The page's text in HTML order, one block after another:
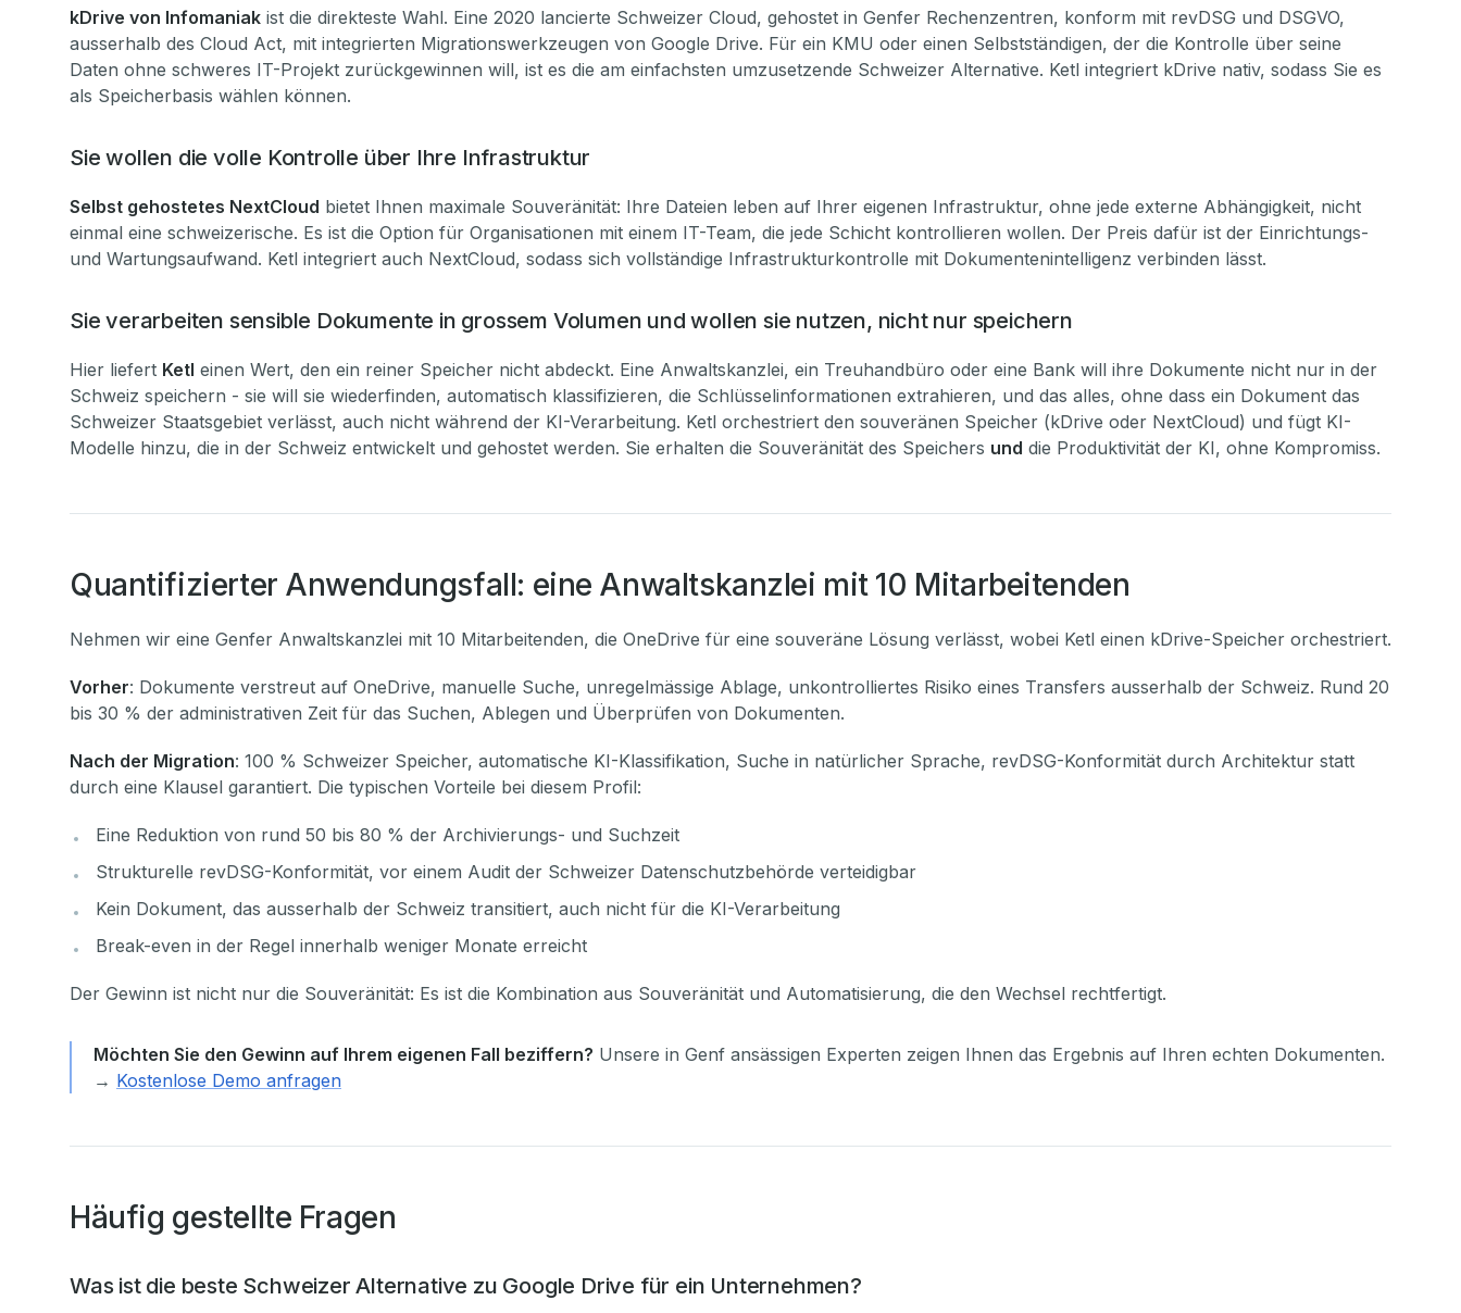
kDrive von Infomaniak ist die direkteste Wahl. Eine 2020 lancierte Schweizer Cloud, gehostet in Genfer Rechenzentren, konform mit revDSG und DSGVO,
ausserhalb des Cloud Act, mit integrierten Migrationswerkzeugen von Google Drive. Für ein KMU oder einen Selbstständigen, der die Kontrolle über seine
Daten ohne schweres IT-Projekt zurückgewinnen will, ist es die am einfachsten umzusetzende Schweizer Alternative. Ketl integriert kDrive nativ, sodass Sie es
als Speicherbasis wählen können.
Sie wollen die volle Kontrolle über Ihre Infrastruktur
Selbst gehostetes NextCloud bietet Ihnen maximale Souveränität: Ihre Dateien leben auf Ihrer eigenen Infrastruktur, ohne jede externe Abhängigkeit, nicht
einmal eine schweizerische. Es ist die Option für Organisationen mit einem IT-Team, die jede Schicht kontrollieren wollen. Der Preis dafür ist der Einrichtungs-
und Wartungsaufwand. Ketl integriert auch NextCloud, sodass sich vollständige Infrastrukturkontrolle mit Dokumentenintelligenz verbinden lässt.
Sie verarbeiten sensible Dokumente in grossem Volumen und wollen sie nutzen, nicht nur speichern
Hier liefert Ketl einen Wert, den ein reiner Speicher nicht abdeckt. Eine Anwaltskanzlei, ein Treuhandbüro oder eine Bank will ihre Dokumente nicht nur in der
Schweiz speichern - sie will sie wiederfinden, automatisch klassifizieren, die Schlüsselinformationen extrahieren, und das alles, ohne dass ein Dokument das
Schweizer Staatsgebiet verlässt, auch nicht während der KI-Verarbeitung. Ketl orchestriert den souveränen Speicher (kDrive oder NextCloud) und fügt KI-
Modelle hinzu, die in der Schweiz entwickelt und gehostet werden. Sie erhalten die Souveränität des Speichers und die Produktivität der KI, ohne Kompromiss.
Quantifizierter Anwendungsfall: eine Anwaltskanzlei mit 10 Mitarbeitenden
Nehmen wir eine Genfer Anwaltskanzlei mit 10 Mitarbeitenden, die OneDrive für eine souveräne Lösung verlässt, wobei Ketl einen kDrive-Speicher orchestriert.
Vorher: Dokumente verstreut auf OneDrive, manuelle Suche, unregelmässige Ablage, unkontrolliertes Risiko eines Transfers ausserhalb der Schweiz. Rund 20
bis 30 % der administrativen Zeit für das Suchen, Ablegen und Überprüfen von Dokumenten.
Nach der Migration: 100 % Schweizer Speicher, automatische KI-Klassifikation, Suche in natürlicher Sprache, revDSG-Konformität durch Architektur statt
durch eine Klausel garantiert. Die typischen Vorteile bei diesem Profil:
Eine Reduktion von rund 50 bis 80 % der Archivierungs- und Suchzeit
Strukturelle revDSG-Konformität, vor einem Audit der Schweizer Datenschutzbehörde verteidigbar
Kein Dokument, das ausserhalb der Schweiz transitiert, auch nicht für die KI-Verarbeitung
Break-even in der Regel innerhalb weniger Monate erreicht
Der Gewinn ist nicht nur die Souveränität: Es ist die Kombination aus Souveränität und Automatisierung, die den Wechsel rechtfertigt.
Möchten Sie den Gewinn auf Ihrem eigenen Fall beziffern? Unsere in Genf ansässigen Experten zeigen Ihnen das Ergebnis auf Ihren echten Dokumenten.
→ Kostenlose Demo anfragen
Häufig gestellte Fragen
Was ist die beste Schweizer Alternative zu Google Drive für ein Unternehmen?